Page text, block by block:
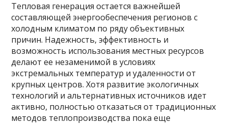
Тепловая генерация остается важнейшей
составляющей энергообеспечения регионов с
холодным климатом по ряду объективных
причин. Надежность, эффективность и
возможность использования местных ресурсов
делают ее незаменимой в условиях
экстремальных температур и удаленности от
крупных центров. Хотя развитие экологичных
технологий и альтернативных источников идет
активно, полностью отказаться от традиционных
методов теплопроизводства пока еще